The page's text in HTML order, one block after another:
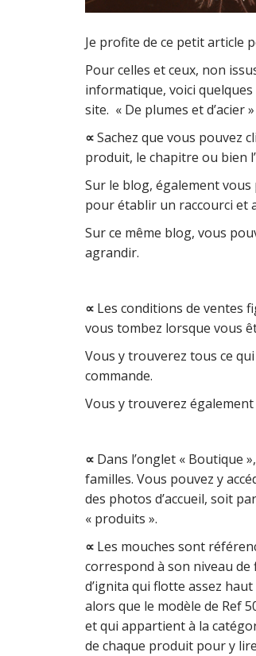
Je profite de ce petit article
Pour celles et ceux, non
informatique, voici
site. « De plumes et d’acier
∝Sachez que vous pouvez
produit, le chapitre ou bien
Sur le blog, également
pour établir un raccourci et
Sur ce même blog, vous
agrandir.
∝ Les conditions de ventes
vous tombez lorsque vous
Vous y trouverez tous ce
commande.
Vous y trouverez
∝ Dans l’onglet « Boutique
familles. Vous pouvez y
des photos d’accueil, soit
« produits ».
∝ Les mouches sont
correspond à son niveau de
d’ignita qui flotte assez
alors que le modèle de Ref
et qui appartient à la
de chaque produit pour y